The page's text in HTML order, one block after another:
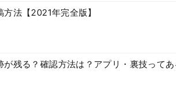
法【2021年完全版】
残る？確認方法は？アプリ・裏技ってあ